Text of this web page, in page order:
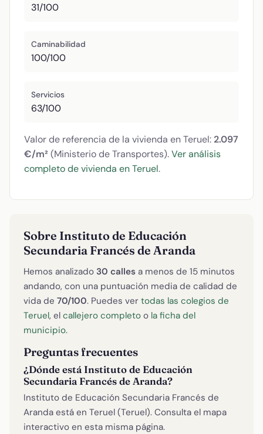
31/100
Caminabilidad
100/100
Servicios
63/100
Valor de referencia de la vivienda en Teruel: 2.097
€/m² (Ministerio de Transportes).Ver análisis
completo de vivienda en Teruel.
Sobre Instituto de Educación
Secundaria Francés de Aranda
Hemos analizado 30 calles a menos de 15 minutos
andando, con una puntuación media de calidad de
vida de 70/100. Puedes ver todas las colegios de
Teruel, el callejero completo o la ficha del
municipio.
Preguntas frecuentes
¿Dónde está Instituto de Educación
Secundaria Francés de Aranda?
Instituto de Educación Secundaria Francés de
Aranda está en Teruel (Teruel). Consulta el mapa
interactivo en esta misma página.